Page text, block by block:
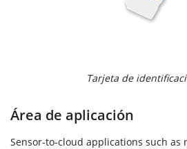
Tarjeta de
Área de aplicación
Sensor-to-cloud applications such as